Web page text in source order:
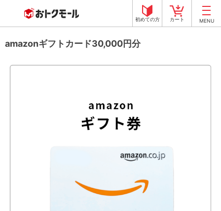
MENU
初めての方 カート
amazonギフトカード30,000円分